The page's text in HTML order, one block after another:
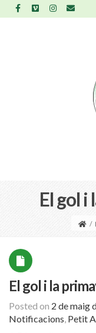
El gol i
/
El gol i la
Posted on 2 de maig
Notificacions, Petit